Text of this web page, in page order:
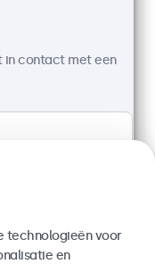
VGA
in contact met een
technologieën voor
en